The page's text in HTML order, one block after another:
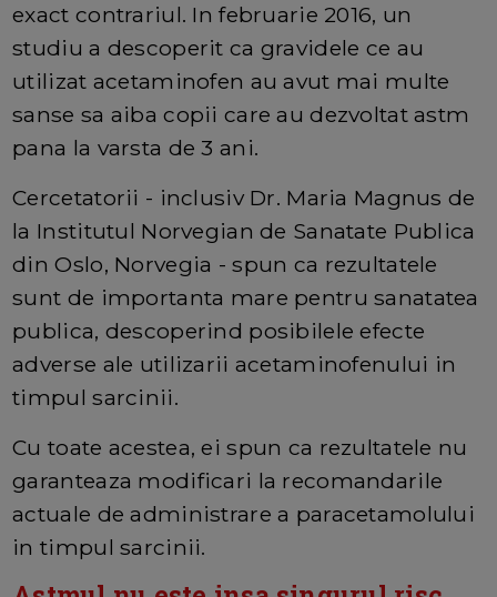
exact contrariul. In februarie 2016, un
studiu a descoperit ca gravidele ce au
utilizat acetaminofen au avut mai multe
sanse sa aiba copii care au dezvoltat astm
pana la varsta de 3 ani.
Cercetatorii - inclusiv Dr. Maria Magnus de
la Institutul Norvegian de Sanatate Publica
din Oslo, Norvegia - spun ca rezultatele
sunt de importanta mare pentru sanatatea
publica, descoperind posibilele efecte
adverse ale utilizarii acetaminofenului in
timpul sarcinii.
Cu toate acestea, ei spun ca rezultatele nu
garanteaza modificari la recomandarile
actuale de administrare a paracetamolului
in timpul sarcinii.